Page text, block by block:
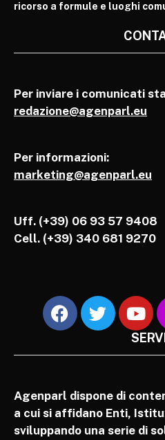
ricorso a formule e luoghi
Per inviare i comunicati
redazione@agenparl.eu
Per informazioni:
marketing@agenparl.eu
Uff. (+39) 06 93 57 9408
Cell. (+39) 340 681 9270
Agenparl dispone di
a cui si affidano Enti,
sviluppando una serie di